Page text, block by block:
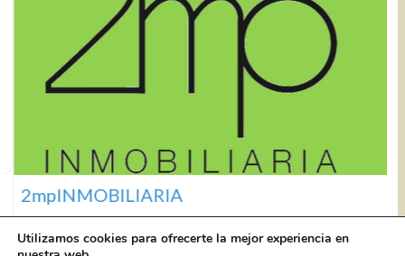
2mpINMOBILIARIA
Utilizamos cookies para ofrecerte la mejor experiencia en